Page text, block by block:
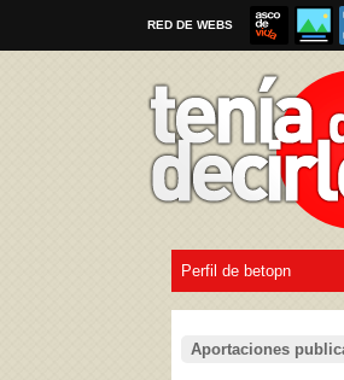
RED DE WEBS
Por favor, respeta las
Perfil de betopn
Aportaciones